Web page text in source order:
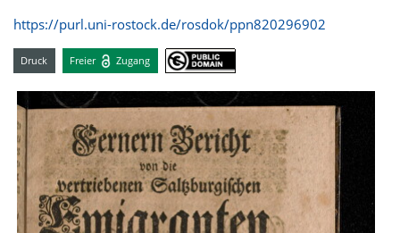
https://purl.uni-rostock.de/rosdok/ppn820296902
Druck Freier Zugang